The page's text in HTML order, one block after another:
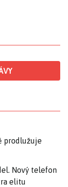
prodlužuje
Nový telefon
elitu